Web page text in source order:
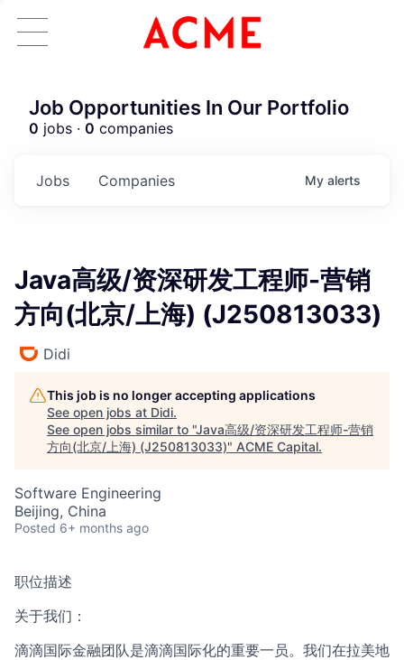
ACME Homepage
Job Opportunities In Our Portfolio
0 jobs · 0 companies
Jobs Companies My alerts
Java高级/资深研发工程师-营销
方向(北京/上海) (J250813033)
Didi
This job is no longer accepting applications
See open jobs at Didi.
See open jobs similar to "Java高级/资深研发工程师-营销
方向(北京/上海) (J250813033)" ACME Capital.
Software Engineering
Beijing, China
Posted 6+ months ago
职位描述
关于我们：
滴滴国际金融团队是滴滴国际化的重要一员。我们在拉美地